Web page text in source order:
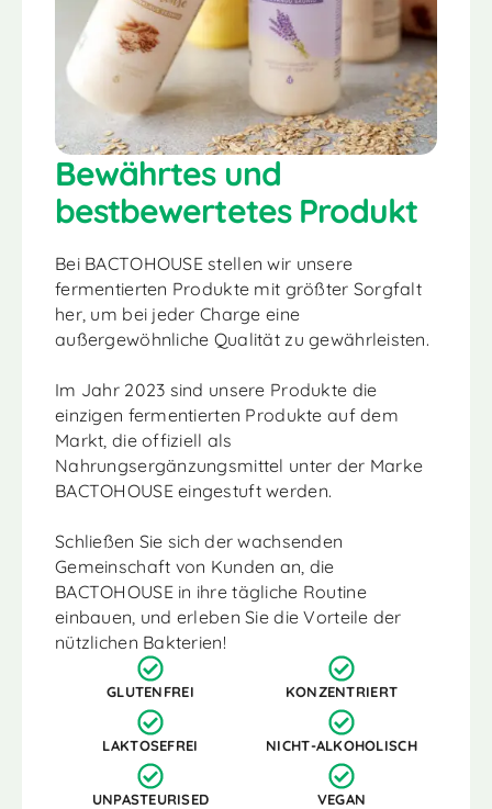
Bewährtes und
bestbewertetes Produkt
Bei BACTOHOUSE stellen wir unsere
fermentierten Produkte mit größter Sorgfalt
her, um bei jeder Charge eine
außergewöhnliche Qualität zu gewährleisten.
Im Jahr 2023 sind unsere Produkte die
einzigen fermentierten Produkte auf dem
Markt, die offiziell als
Nahrungsergänzungsmittel unter der Marke
BACTOHOUSE eingestuft werden.
Schließen Sie sich der wachsenden
Gemeinschaft von Kunden an, die
BACTOHOUSE in ihre tägliche Routine
einbauen, und erleben Sie die Vorteile der
nützlichen Bakterien!
GLUTENFREI
LAKTOSEFREI
UNPASTEURISED
KONZENTRIERT
NICHT-ALKOHOLISCH
VEGAN